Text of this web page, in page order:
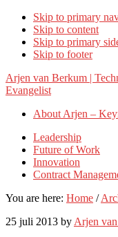
Skip to primary
Skip to content
Skip to primary
Skip to footer
Arjen van Berkum |
Evangelist
About Arjen –
Leadership
Future of Work
Innovation
Contract
You are here: Home /
25 juli 2013 by Arjen